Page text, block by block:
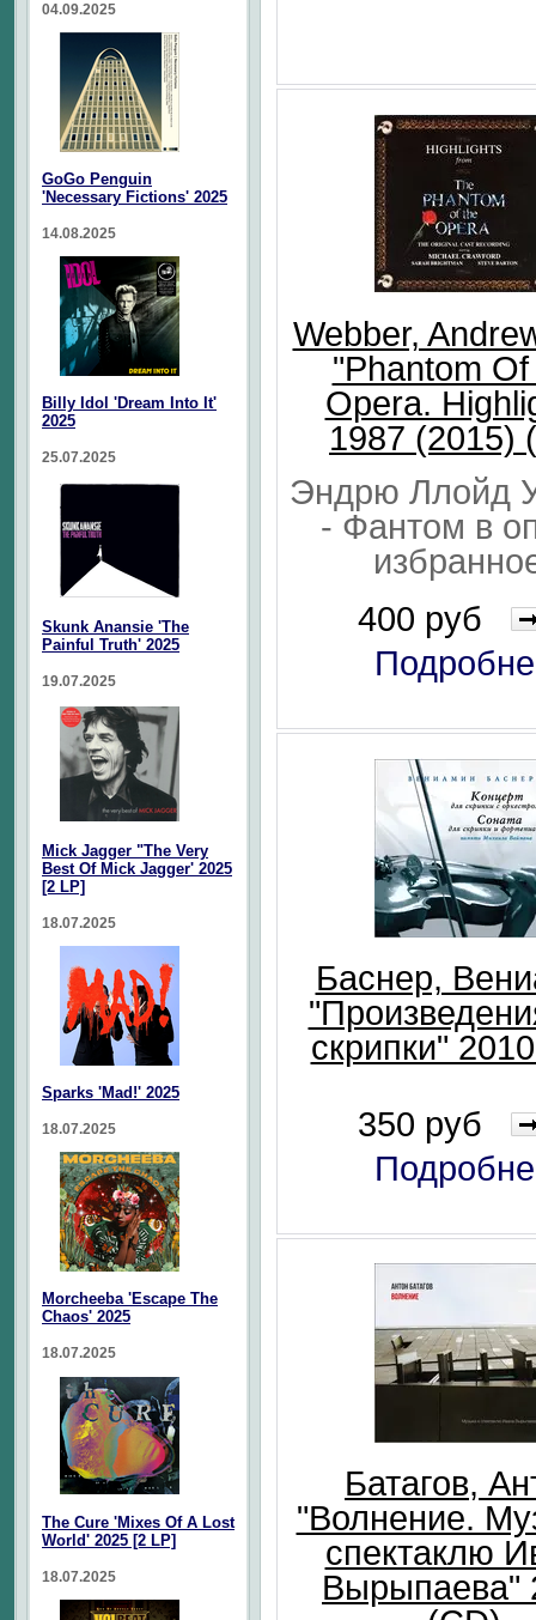
Webber,
"Phantom
Opera.
1987 (2015)
Эндрю Ллойд
- Фантом в
400 руб
Баснер,
скрипки"
350 руб
Батагов,
"Волнение.
спектаклю
Вырыпаева"
04.09.2025
GoGo Penguin
'Necessary Fictions' 2025
14.08.2025
Billy Idol 'Dream Into It'
2025
25.07.2025
Skunk Anansie 'The
Painful Truth' 2025
19.07.2025
Mick Jagger "The Very
Best Of Mick Jagger' 2025
[2 LP]
18.07.2025
Sparks 'Mad!' 2025
18.07.2025
Morcheeba 'Escape The
Chaos' 2025
18.07.2025
The Cure 'Mixes Of A Lost
World' 2025 [2 LP]
18.07.2025